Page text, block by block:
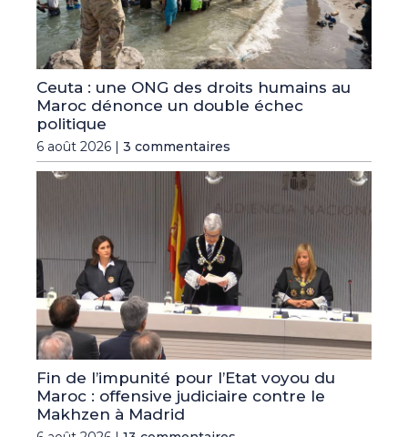
Ceuta : une ONG des droits humains au
Maroc dénonce un double échec
politique
6 août 2026 | 3 commentaires
Fin de l’impunité pour l’Etat voyou du
Maroc : offensive judiciaire contre le
Makhzen à Madrid